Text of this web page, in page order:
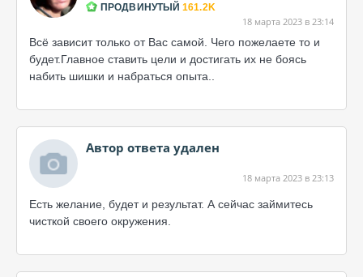
ПРОДВИНУТЫЙ 161.2K
18 марта 2023 в 23:14
Всё зависит только от Вас самой. Чего пожелаете то и
будет.Главное ставить цели и достигать их не боясь
набить шишки и набраться опыта..
Автор ответа удален
18 марта 2023 в 23:13
Есть желание, будет и результат. А сейчас займитесь
чисткой своего окружения.